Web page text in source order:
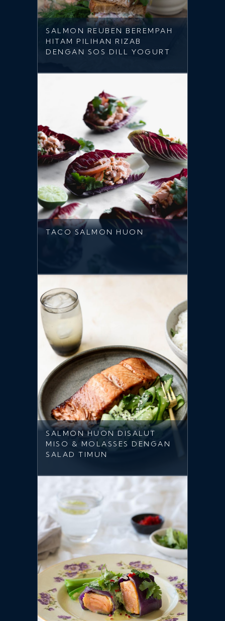
SALMON REUBEN BEREMPAH
HITAM PILIHAN RIZAB
DENGAN SOS DILL YOGURT
TACO SALMON HUON
SALMON HUON DISALUT
MISO & MOLASSES DENGAN
SALAD TIMUN